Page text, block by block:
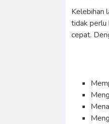
Kelebihan
tidak perlu
cepat.